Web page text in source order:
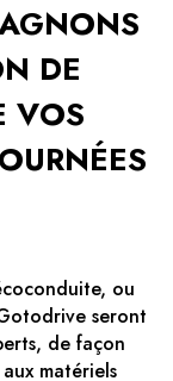
DE
VOS
ou
seront
de façon
matériels